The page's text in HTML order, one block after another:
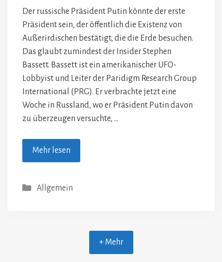
Der russische Präsident Putin könnte der erste
Präsident sein, der öffentlich die Existenz von
Außerirdischen bestätigt, die die Erde besuchen.
Das glaubt zumindest der Insider Stephen
Bassett. Bassett ist ein amerikanischer UFO-
Lobbyist und Leiter der Paridigm Research Group
International (PRG). Er verbrachte jetzt eine
Woche in Russland, wo er Präsident Putin davon
zu überzeugen versuchte, …
Mehr lesen
Kategorien
Allgemein
+ Mehr